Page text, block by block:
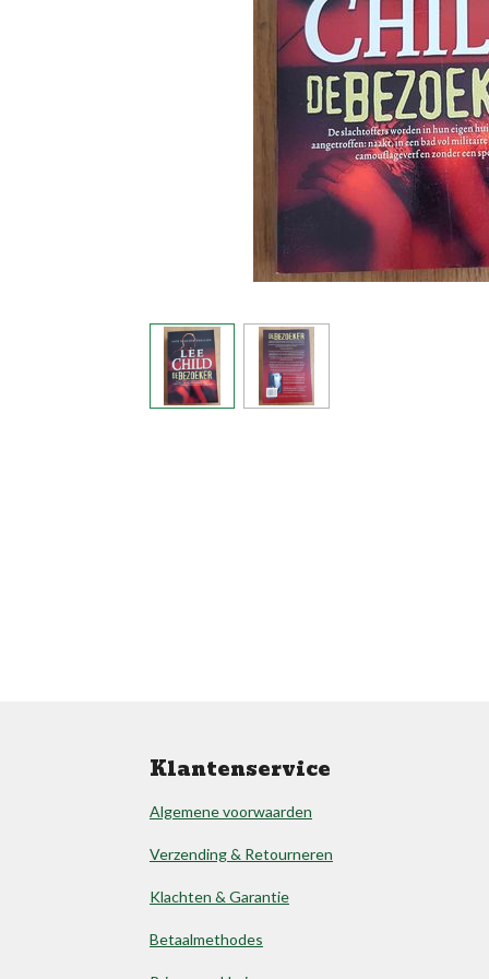
Klantenservice
Algemene voorwaarden
Verzending & Retourneren
Klachten & Garantie
Betaalmethodes